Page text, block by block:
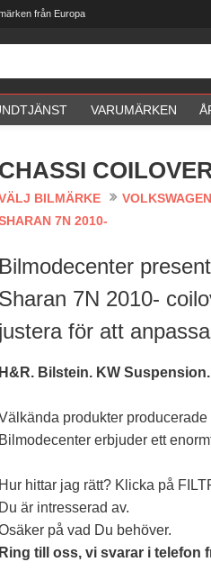
från Europa
VARUMÄRKEN
CHASSI
BILMÄRKE VOLKSWAGEN
7N 2010-
Bilmodecenter
Sharan 7N 2010-
justera för att
H&R. Bilstein. KW
produkter
Bilmodecenter erbjuder ett
Hur hittar jag rätt? Klicka på
Du är intresserad av.
på vad Du behöver.
Ring till oss, vi svarar i telefon